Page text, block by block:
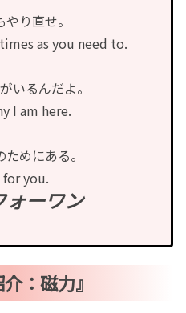
り直せ。
as you need to.
いるんだよ。
I am here.
めにある。
for you.
ォーワン
：磁力』